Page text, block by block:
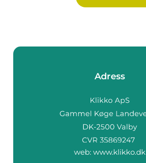
Adress
web: www.klikko.dk